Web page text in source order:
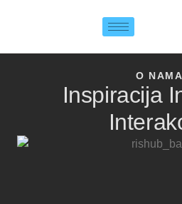
O NAMA
Inspiracija